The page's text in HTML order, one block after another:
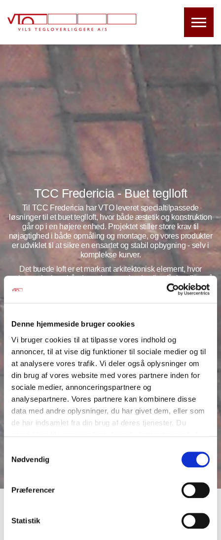
Denne hjemmeside bruger cookies
Vi bruger cookies til at tilpasse vores indhold og
annoncer, til at vise dig funktioner til sociale medier og til
at analysere vores trafik. Vi deler også oplysninger om
din brug af vores website med vores partnere inden for
sociale medier, annonceringspartnere og
analysepartnere. Vores partnere kan kombinere disse
data med andre oplysninger, du har givet dem, eller som
de har indsamlet fra din brug af deres tjenester. Du
Nødvendig
Præferencer
Statistik
TCC Fredericia - Buet teglloft
Til TCC Fredericia har VTO leveret specialtilpassede
løsninger til et buet teglloft, hvor både æstetik og konstruktion
går op i en højere enhed. Projektet stiller store krav til
nøjagtighed i både opmåling og montage, og vores produkter
er udviklet til at sikre en ensartet og stabil opbygning - selv i
komplekse kurver.
Det buede loft er et markant arkitektonisk element, hvor
teglens udtryk og håndsværksmæssige kvalitet får lov til at stå
tydeligt frem. VTO's leverencer omfatter både overliggere og